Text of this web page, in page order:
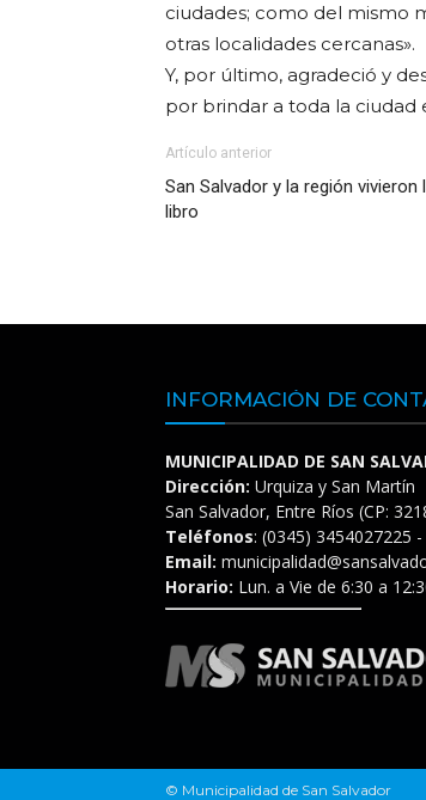
ciudades; como del mismo
otras localidades cercanas».
Y, por último, agradeció y
por brindar a toda la ciudad
Artículo anterior
San Salvador y la región vivieron
libro
INFORMACIÓN DE
MUNICIPALIDAD DE SAN
Dirección: Urquiza y San Martín
San Salvador, Entre Ríos (CP:
Teléfonos: (0345) 3454027225
Email:
Horario: Lun. a Vie de 6:30 a
© Municipalidad de San Salvador